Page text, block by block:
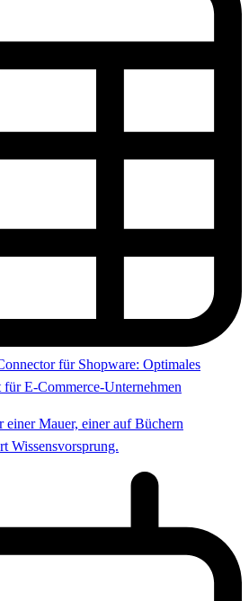
für Shopware: Optimales
für E-Commerce-Unternehmen